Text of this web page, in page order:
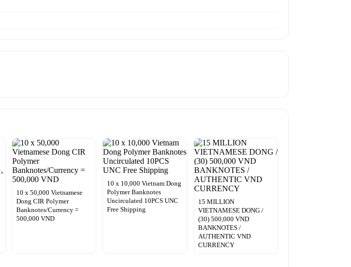
10 x 50,000 Vietnamese
Dong CIR Polymer
Banknotes/Currency =
500,000 VND
10 x 10,000 Vietnam Dong
Polymer Banknotes
Uncirculated 10PCS UNC
Free Shipping
15 MILLION
VIETNAMESE DONG /
(30) 500,000 VND
BANKNOTES /
AUTHENTIC VND
CURRENCY